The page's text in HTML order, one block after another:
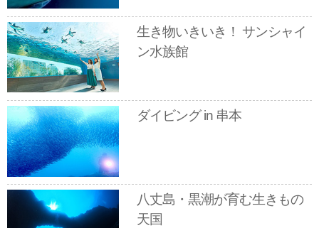
生き物いきいき！ サンシャイ
ン水族館
ダイビング in 串本
八丈島・黒潮が育む生きもの
天国